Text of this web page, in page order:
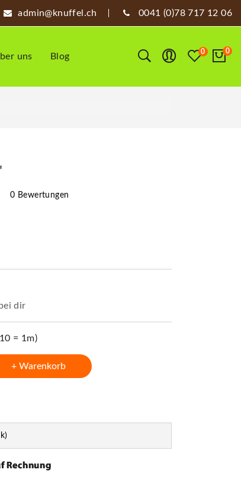
admin@knuffel.ch 0041 (0)78 717 12 06
uns Blog 0 0
0 Bewertungen
dir
= 1m)
+ Warenkorb